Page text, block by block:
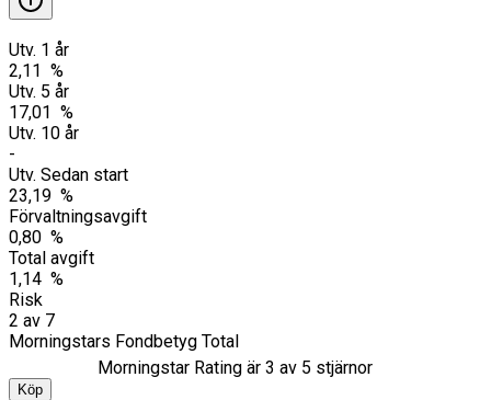
Utv. 1 år
2,11 %
Utv. 5 år
17,01 %
Utv. 10 år
-
Utv. Sedan start
23,19 %
Förvaltningsavgift
0,80 %
Total avgift
1,14 %
Risk
2 av 7
Morningstars Fondbetyg Total
Morningstar Rating är 3 av 5 stjärnor
Köp